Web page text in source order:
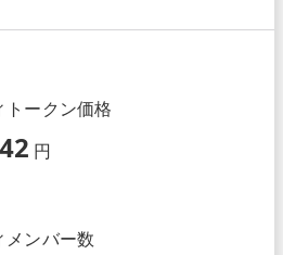
トークン価格
円
メンバー数